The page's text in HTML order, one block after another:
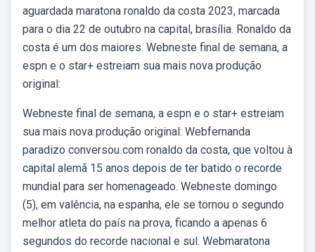
aguardada maratona ronaldo da costa 2023, marcada
para o dia 22 de outubro na capital, brasília. Ronaldo da
costa é um dos maiores. Webneste final de semana, a
espn e o star+ estreiam sua mais nova produção
original:
Webneste final de semana, a espn e o star+ estreiam
sua mais nova produção original: Webfernanda
paradizo conversou com ronaldo da costa, que voltou à
capital alemã 15 anos depois de ter batido o recorde
mundial para ser homenageado. Webneste domingo
(5), em valência, na espanha, ele se tornou o segundo
melhor atleta do país na prova, ficando a apenas 6
segundos do recorde nacional e sul. Webmaratona